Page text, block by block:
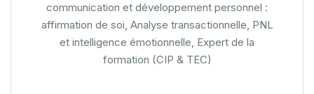
communication et développement personnel :
affirmation de soi, Analyse transactionnelle, PNL
et intelligence émotionnelle, Expert de la
formation (CIP & TEC)